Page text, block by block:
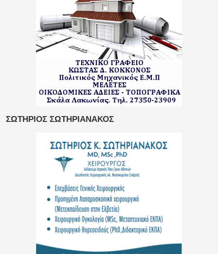
ΣΩΤΗΡΙΟΣ ΣΩΤΗΡΙΑΝΑΚΟΣ